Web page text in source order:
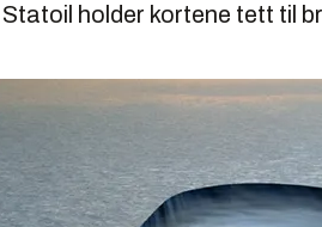
Statoil holder kortene tett til